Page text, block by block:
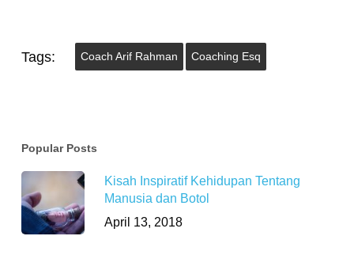
Tags: Coach Arif Rahman Coaching Esq
Popular Posts
Kisah Inspiratif Kehidupan Tentang
Manusia dan Botol
April 13, 2018